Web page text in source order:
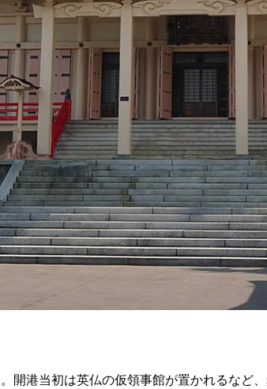
開港当初は英仏の仮領事館が置かれるなど